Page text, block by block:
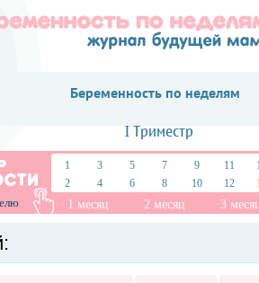
Беременность по неделям
I Триместр
1 3 5 7 9 11
2
4 6 8 10 12
1 месяц 2 месяц 3